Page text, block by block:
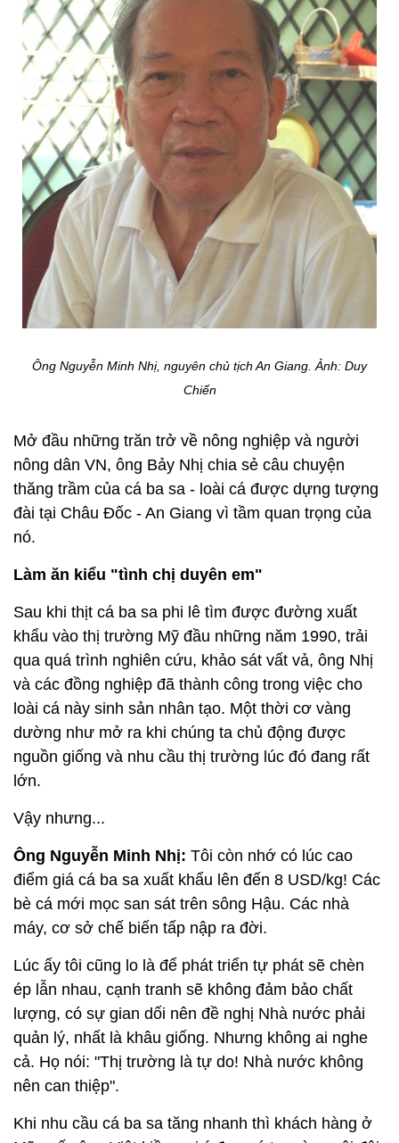
Ông Nguyễn Minh Nhị, nguyên chủ tịch An Giang. Ảnh: Duy
Chiến
Mở đầu những trăn trở về nông nghiệp và người
nông dân VN, ông Bảy Nhị chia sẻ câu chuyện
thăng trầm của cá ba sa - loài cá được dựng tượng
đài tại Châu Đốc - An Giang vì tầm quan trọng của
nó.
Làm ăn kiểu "tình chị duyên em"
Sau khi thịt cá ba sa phi lê tìm được đường xuất
khẩu vào thị trường Mỹ đầu những năm 1990, trải
qua quá trình nghiên cứu, khảo sát vất vả, ông Nhị
và các đồng nghiệp đã thành công trong việc cho
loài cá này sinh sản nhân tạo. Một thời cơ vàng
dường như mở ra khi chúng ta chủ động được
nguồn giống và nhu cầu thị trường lúc đó đang rất
lớn.
Vậy nhưng...
Ông Nguyễn Minh Nhị: Tôi còn nhớ có lúc cao
điểm giá cá ba sa xuất khẩu lên đến 8 USD/kg! Các
bè cá mới mọc san sát trên sông Hậu. Các nhà
máy, cơ sở chế biến tấp nập ra đời.
Lúc ấy tôi cũng lo là để phát triển tự phát sẽ chèn
ép lẫn nhau, cạnh tranh sẽ không đảm bảo chất
lượng, có sự gian dối nên đề nghị Nhà nước phải
quản lý, nhất là khâu giống. Nhưng không ai nghe
cả. Họ nói: "Thị trường là tự do! Nhà nước không
nên can thiệp".
Khi nhu cầu cá ba sa tăng nhanh thì khách hàng ở